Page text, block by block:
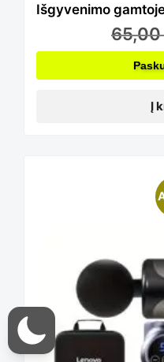
Išgyvenimo
65,00
Į
has